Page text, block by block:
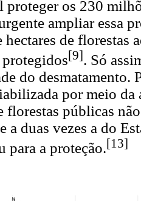
proteger os 230
ampliar essa
hectares de florestas
[9]. Só
do desmatamento.
por meio da
florestas públicas
a duas vezes a do
para a proteção.[13]